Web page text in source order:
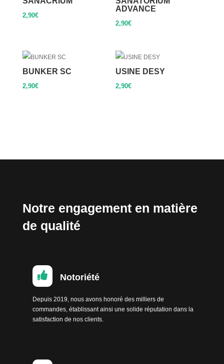
2,90€
ADVANCE
2,90€
BUNKER SC
2,90€
USINE DESY
2,90€
Notre engagement en matière
de qualité
 Notoriété
Depuis 2019, nous avons honoré des milliers de
commandes, établissant ainsi une solide réputation dans la
satisfaction de nos clients.